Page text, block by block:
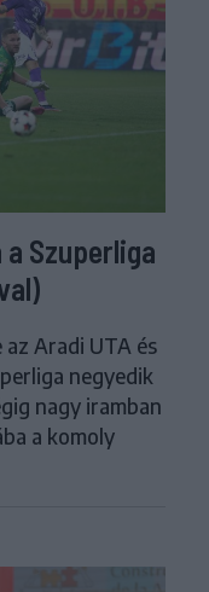
Szuperliga
Aradi UTA és
negyedik
nagy iramban
a komoly